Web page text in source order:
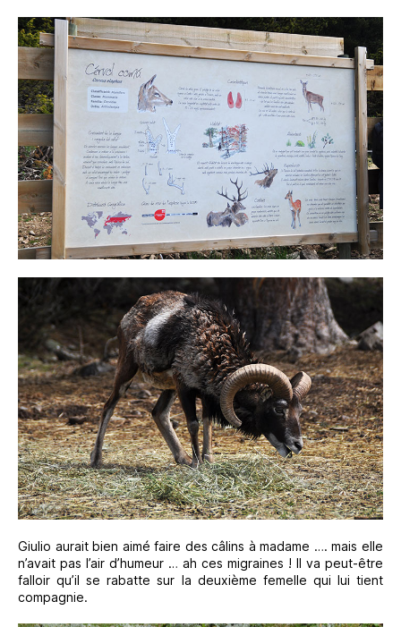
Giulio aurait bien aimé faire des câlins à madame …. mais elle
n’avait pas l’air d’humeur … ah ces migraines ! Il va peut-être
falloir qu’il se rabatte sur la deuxième femelle qui lui tient
compagnie.